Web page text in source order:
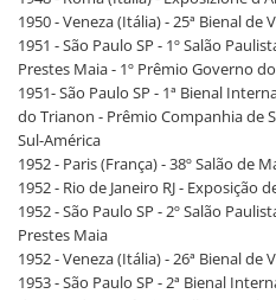
1950 - Veneza (Itália) - 25ª Bienal de
1951 - São Paulo SP - 1º Salão
Prestes Maia - 1º Prêmio Governo
1951- São Paulo SP - 1ª Bienal
do Trianon - Prêmio Companhia de
Sul-América
1952 - Paris (França) - 38º Salão de
1952 - Rio de Janeiro RJ - Exposição
1952 - São Paulo SP - 2º Salão
Prestes Maia
1952 - Veneza (Itália) - 26ª Bienal de
1953 - São Paulo SP - 2ª Bienal